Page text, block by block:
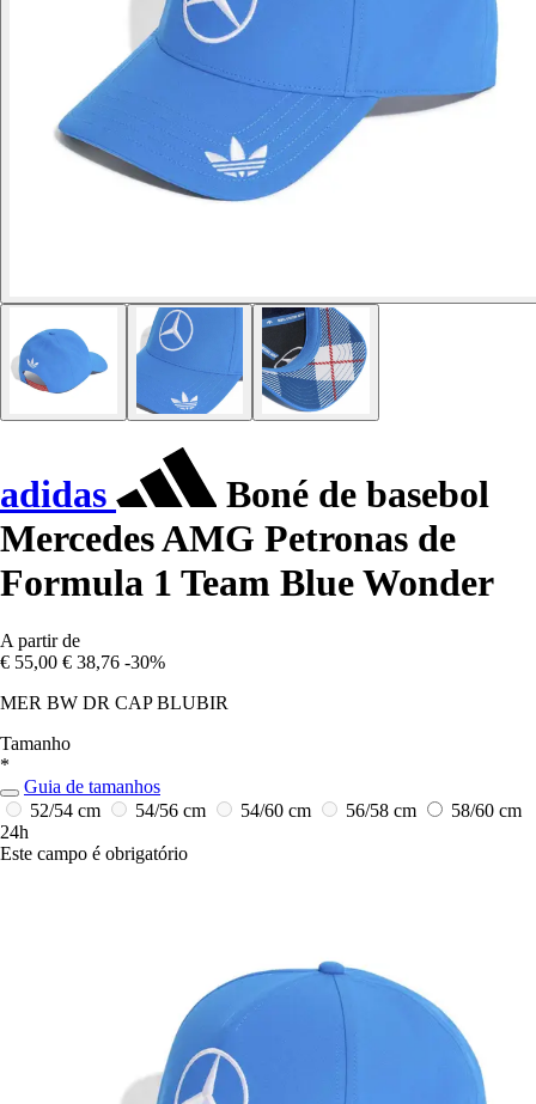
adidas
Boné de basebol
Mercedes AMG Petronas de
Formula 1 Team Blue Wonder
A partir de
€ 55,00 € 38,76 -30%
MER BW DR CAP BLUBIR
Tamanho
*
Guia de tamanhos
52/54 cm
54/56 cm 54/60 cm 56/58 cm
58/60 cm
24h
Este campo é obrigatório